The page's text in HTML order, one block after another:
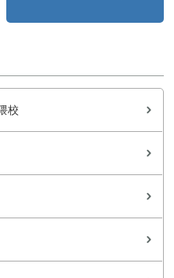
校